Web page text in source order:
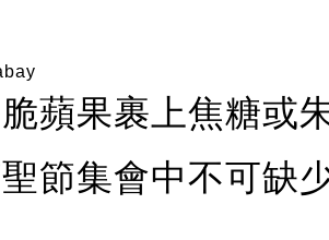
蘋果裹上焦糖或
節集會中不可缺